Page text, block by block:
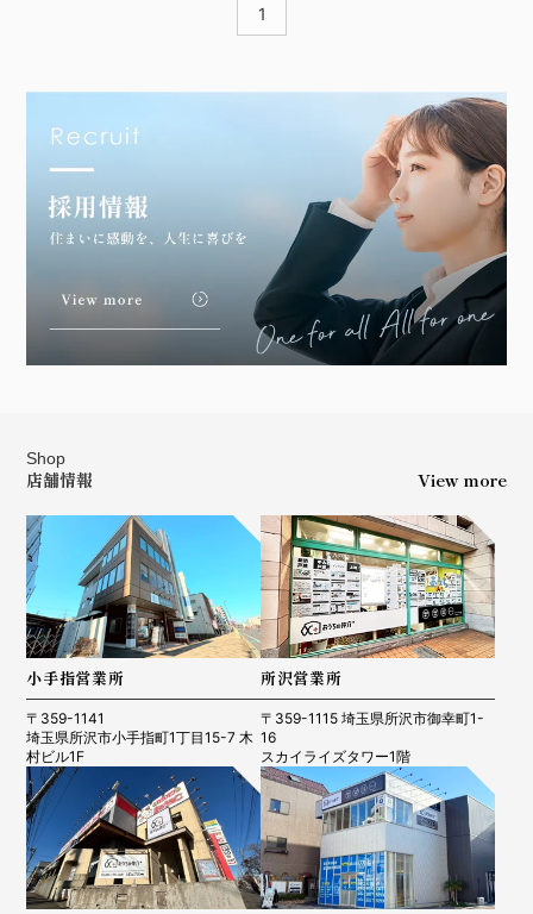
といった不安や疑問があり、売却に踏み切れないという方もいら
っしゃるのではないでしょうか。
1
Shop
店舗情報 View more
小手指営業所
〒359-1141
埼玉県所沢市小手指町1丁目15-7 木
村ビル1F
所沢営業所
〒359-1115 埼玉県所沢市御幸町1-
16
スカイライズタワー1階